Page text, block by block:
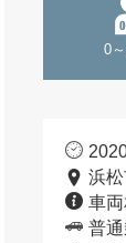
0
浜
車
普